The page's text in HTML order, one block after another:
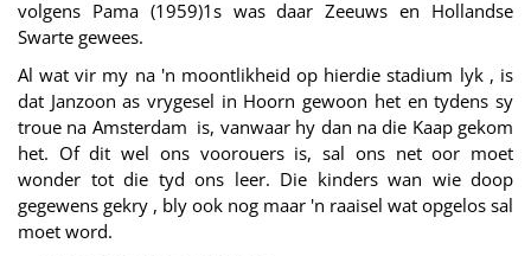
volgens Pama (1959)1s was daar Zeeuws en Hollandse
Swarte gewees.
Al wat vir my na 'n moontlikheid op hierdie stadium lyk , is
dat Janzoon as vrygesel in Hoorn gewoon het en tydens sy
troue na Amsterdam is, vanwaar hy dan na die Kaap gekom
het. Of dit wel ons voorouers is, sal ons net oor moet
wonder tot die tyd ons leer. Die kinders wan wie doop
gegewens gekry , bly ook nog maar 'n raaisel wat opgelos sal
moet word.